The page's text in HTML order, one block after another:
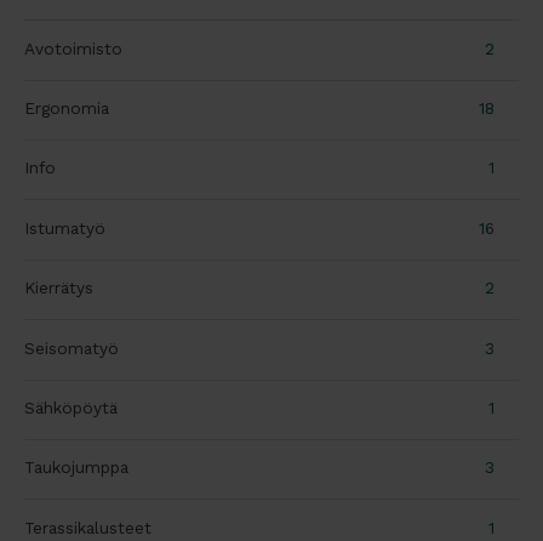
Avotoimisto 2
Ergonomia 18
Info 1
Istumatyö 16
Kierrätys 2
Seisomatyö 3
Sähköpöytä 1
Taukojumppa 3
Terassikalusteet 1